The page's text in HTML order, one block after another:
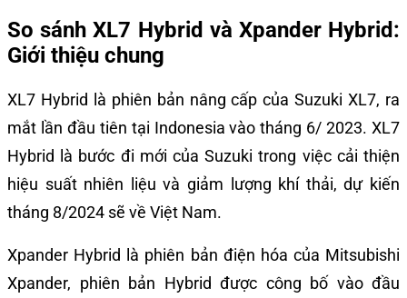
So sánh XL7 Hybrid và Xpander Hybrid:
Giới thiệu chung
XL7 Hybrid là phiên bản nâng cấp của Suzuki XL7, ra
mắt lần đầu tiên tại Indonesia vào tháng 6/ 2023. XL7
Hybrid là bước đi mới của Suzuki trong việc cải thiện
hiệu suất nhiên liệu và giảm lượng khí thải, dự kiến
tháng 8/2024 sẽ về Việt Nam.
Xpander Hybrid là phiên bản điện hóa của Mitsubishi
Xpander, phiên bản Hybrid được công bố vào đầu